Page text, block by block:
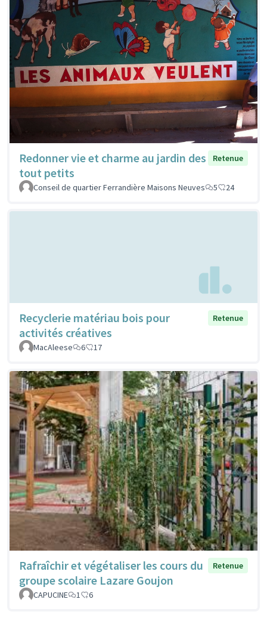
Redonner vie et charme au jardin des
tout petits
Retenue
Conseil de quartier Ferrandière Maisons Neuves 5 24
Recyclerie matériau bois pour
activités créatives
Retenue
MacAleese 6 17
Rafraîchir et végétaliser les cours du
groupe scolaire Lazare Goujon
Retenue
CAPUCINE 1 6